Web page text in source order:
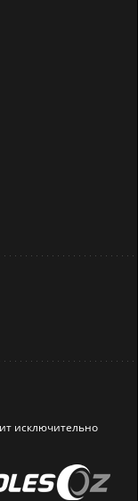
исключительно